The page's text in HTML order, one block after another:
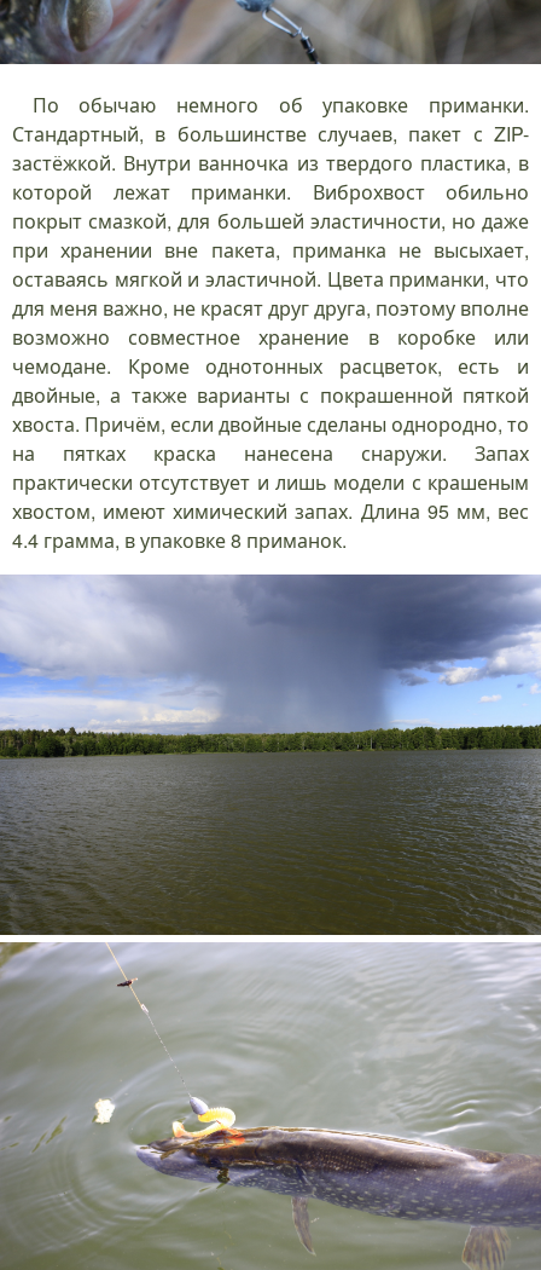
По обычаю немного об упаковке приманки.
Стандартный, в большинстве случаев, пакет с ZIP-
застёжкой. Внутри ванночка из твердого пластика, в
которой лежат приманки. Виброхвост обильно
покрыт смазкой, для большей эластичности, но даже
при хранении вне пакета, приманка не высыхает,
оставаясь мягкой и эластичной. Цвета приманки, что
для меня важно, не красят друг друга, поэтому вполне
возможно совместное хранение в коробке или
чемодане. Кроме однотонных расцветок, есть и
двойные, а также варианты с покрашенной пяткой
хвоста. Причём, если двойные сделаны однородно, то
на пятках краска нанесена снаружи. Запах
практически отсутствует и лишь модели с крашеным
хвостом, имеют химический запах. Длина 95 мм, вес
4.4 грамма, в упаковке 8 приманок.